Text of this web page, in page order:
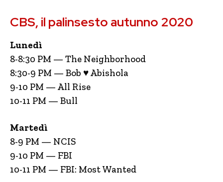
CBS, il palinsesto autunno 2020
Lunedì
8-8:30 PM — The Neighborhood
8:30-9 PM — Bob ♥ Abishola
9-10 PM — All Rise
10-11 PM — Bull
Martedì
8-9 PM — NCIS
9-10 PM — FBI
10-11 PM — FBI: Most Wanted